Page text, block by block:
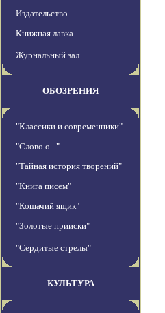
Издательство
Книжная лавка
Журнальный зал
ОБОЗРЕНИЯ
"Классики и современники"
"Слово о..."
"Тайная история творений"
"Книга писем"
"Кошачий ящик"
"Золотые прииски"
"Сердитые стрелы"
КУЛЬТУРА